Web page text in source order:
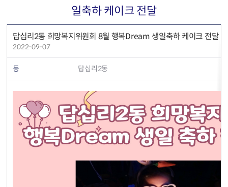
일축하 케이크 전달
답십리2동 희망복지위원회 8월 행복Dream 생일축하 케이크 전달
2022-09-07
동 답십리2동